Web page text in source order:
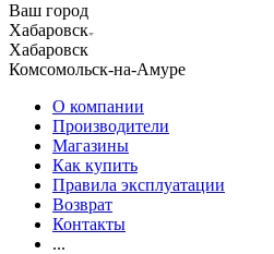
Ваш город
Хабаровск
Хабаровск
Комсомольск-на-Амуре
О компании
Производители
Магазины
Как купить
Правила эксплуатации
Возврат
Контакты
...